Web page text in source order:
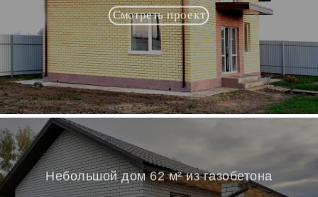
Небольшой дом 62 м² из газобетона